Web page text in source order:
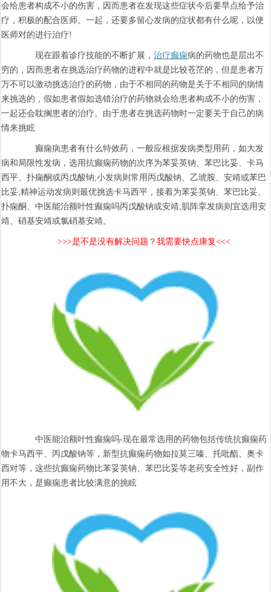
会给患者构成不小的伤害，因而患者在发现这些症状今后要早点给予治
疗，积极的配合医师。一起，还要多留心发病的症状都有什么呢，以便
医师对的进行治疗!
现在跟着诊疗技能的不断扩展，治疗癫痫病的药物也是层出不
穷的，因而患者在挑选治疗药物的进程中就是比较苍茫的，但是患者万
万不可以激动挑选治疗的药物，由于不相同的药物是关于不相同的病情
来挑选的，假如患者假如选错治疗的药物就会给患者构成不小的伤害，
一起还会耽搁患者的治疗。由于患者在挑选药物时一定要关于自己的病
情来挑眩
癫痫病患者有什么特效药，一般应根据发病类型用药，如大发
病和局限性发病，选用抗癫痫药物的次序为苯妥英钠、苯巴比妥、卡马
西平、扑痫酮或丙戊酸钠;小发病则常用丙戊酸钠、乙琥胺、安靖或苯巴
比妥;精神运动发病则最优挑选卡马西平，接着为苯妥英钠、苯巴比妥、
扑痫酮、中医能治额叶性癫痫吗丙戊酸钠或安靖;肌阵挛发病则宜选用安
靖、硝基安靖或氯硝基安靖。
>>>是不是没有解决问题？我需要快点康复<<<
中医能治额叶性癫痫吗-现在最常选用的药物包括传统抗癫痫药
物卡马西平、丙戊酸钠等，新型抗癫痫药物如拉莫三嗪、托吡酯、奥卡
西对等，这些抗癫痫药物比苯妥英钠、苯巴比妥等老药安全性好，副作
用不大，是癫痫患者比较满意的挑眩